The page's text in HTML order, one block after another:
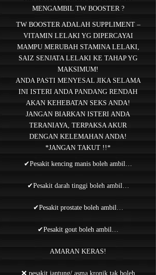
MENGAMBIL TW BOOSTER ?
TW BOOSTER ADALAH SUPPLIMENT –
VITAMIN LELAKI YG DIPERCAYAI
MAMPU MERUBAH STAMINA LELAKI,
SAIZ SENJATA LELAKI KE TAHAP YG
MAKSIMUM!
ANDA PASTI MENYESAL JIKA SELAMA
INI ISTERI ANDA PANDANG RENDAH
AKAN KEHEBATAN SEKS ANDA!
JANGAN BIARKAN ISTERI ANDA
TERANIAYA, TERPAKSA AKUR
DENGAN KELEMAHAN ANDA!
*JANGAN TAKUT !!*
✔Pesakit kencing manis boleh ambil…
✔Pesakit darah tinggi boleh ambil…
✔Pesakit prostate boleh ambil…
✔Pesakit gout boleh ambil…
AMARAN KERAS!
❌ pesakit jantung/ asma kronik tak boleh